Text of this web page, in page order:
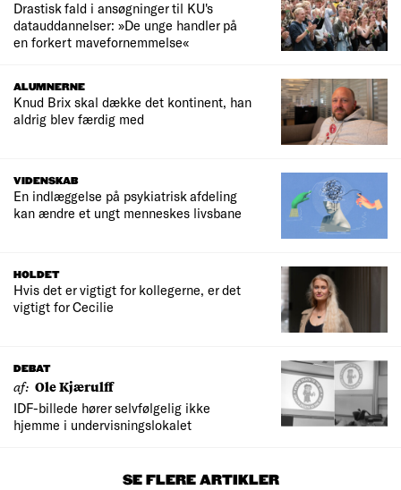
Drastisk fald i ansøgninger til KU's
datauddannelser: »De unge handler på
en forkert mavefornemmelse«
ALUMNERNE
Knud Brix skal dække det kontinent, han
aldrig blev færdig med
VIDENSKAB
En indlæggelse på psykiatrisk afdeling
kan ændre et ungt menneskes livsbane
HOLDET
Hvis det er vigtigt for kollegerne, er det
vigtigt for Cecilie
DEBAT
af: Ole Kjærulff
IDF-billede hører selvfølgelig ikke
hjemme i undervisningslokalet
SE FLERE ARTIKLER